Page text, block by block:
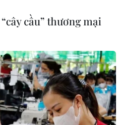
cầu” thương mại